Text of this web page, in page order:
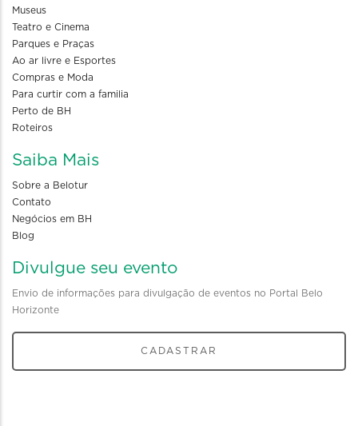
Museus
Teatro e Cinema
Parques e Praças
Ao ar livre e Esportes
Compras e Moda
Para curtir com a familia
Perto de BH
Roteiros
Saiba Mais
Sobre a Belotur
Contato
Negócios em BH
Blog
Divulgue seu evento
Envio de informações para divulgação de eventos no Portal Belo
Horizonte
CADASTRAR